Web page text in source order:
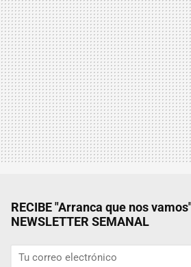
RECIBE "Arranca que nos
NEWSLETTER SEMANAL